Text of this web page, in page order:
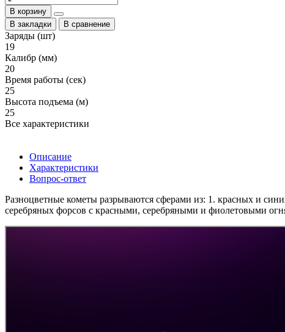
В корзину
В закладки
В сравнение
Заряды (шт)
19
Калибр (мм)
20
Время работы (сек)
25
Высота подъема (м)
25
Все характеристики
Описание
Характеристики
Вопрос-ответ
Разноцветные кометы разрываются сферами из: 1. красных и
серебряных форсов с красными, серебряными и фиолетовыми